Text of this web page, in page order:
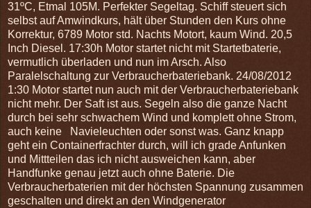
31ºC, Etmal 105M. Perfekter Segeltag. Schiff steuert sich
selbst auf Amwindkurs, hält über Stunden den Kurs ohne
Korrektur, 6789 Motor std. Nachts Motort, kaum Wind. 20,5
Inch Diesel. 17:30h Motor startet nicht mit Startetbaterie,
vermutlich überladen und nun im Arsch. Also
Paralelschaltung zur Verbraucherbateriebank. 24/08/2012
1:30 Motor startet nun auch mit der Verbraucherbateriebank
nicht mehr. Der Saft ist aus. Segeln also die ganze Nacht
durch bei sehr schwachem Wind und komplett ohne Strom,
auch keine Navieleuchten oder sonst was. Ganz knapp
geht ein Containerfrachter durch, will ich grade Anfunken
und Mittteilen das ich nicht ausweichen kann, aber
Handfunke genau jetzt auch ohne Baterie. Die
Verbraucherbaterien mit der höchsten Spannung zusammen
geschalten und direkt an den Windgenerator